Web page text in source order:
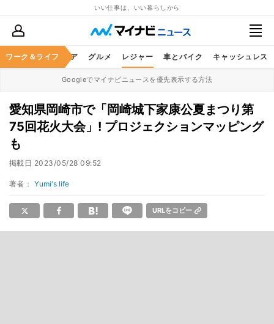
いい仕事は、いい暮らしから
ワーク＆ライフ
暮らし ヘルスケア グルメ レジャー 車とバイク キャッシュレス
Googleでマイナビニュースを優先表示する方法
愛知県岡崎市で「岡崎城下家康公夏まつり第
75回花火大会」! プロジェクションマッピング
も
掲載日 2023/05/28 09:52
著者： Yumi's life
URLをコピー